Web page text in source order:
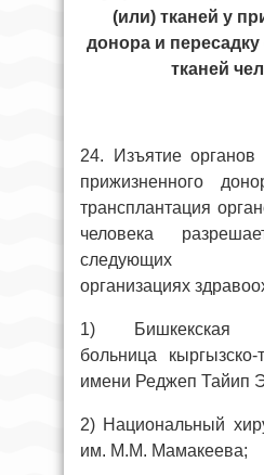
(или) тканей у
донора и
тканей
24. Изъятие
прижизненного
трансплантация
человека
следующих
организациях
1) Бишкекская
больница
имени Реджеп Тайип
2) Национальный
им. М.М. Мамакеева;